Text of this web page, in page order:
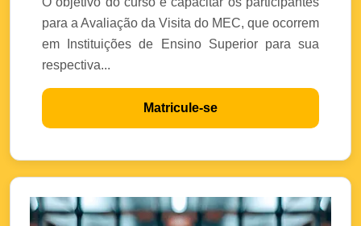
para a Avaliação da Visita do MEC, que ocorrem
em Instituições de Ensino Superior para sua
respectiva...
Matricule-se